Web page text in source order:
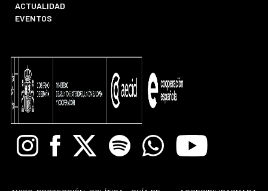
ACTUALIDAD
EVENTOS
InstagramFacebook
X Spotify WhatsappYoutube